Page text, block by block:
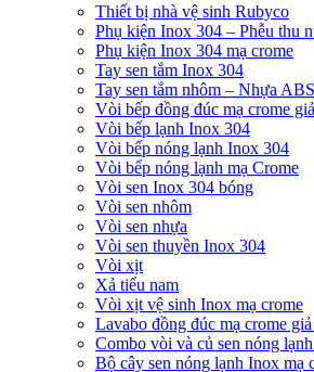
Thiết bị nhà vệ sinh Rubyco
Phụ kiện Inox 304 – Phễu thu
Phụ kiện Inox 304 mạ crome
Tay sen tắm Inox 304
Tay sen tắm nhôm – Nhựa
Vòi bếp đồng đúc mạ crome
Vòi bếp lạnh Inox 304
Vòi bếp nóng lạnh Inox 304
Vòi bếp nóng lạnh mạ Crome
Vòi sen Inox 304 bóng
Vòi sen nhôm
Vòi sen nhựa
Vòi sen thuyền Inox 304
Vòi xịt
Xả tiểu nam
Vòi xịt vệ sinh Inox mạ crome
Lavabo đồng đúc mạ crome
Combo vòi và củ sen nóng
Bộ cây sen nóng lạnh Inox mạ